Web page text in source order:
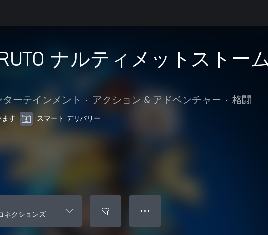
ナルティメットストー
ーテインメント • アクション & アドベンチャー • 格闘
ます スマート デリバリー
ネクションズ
● ● ●